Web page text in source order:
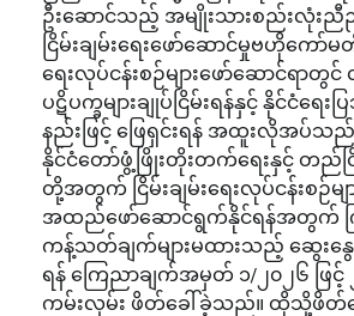
ဦးဆောင်သည့် အမျိုးသားစည်းလုံးညီ
ငြိမ်းချမ်းရေးဖော်ဆောင်မှုဗဟိုကော်
ရေးလုပ်ငန်းစဉ်များဖော်ဆောင်ရာ
ပဋိပက္ခများချုပ်ငြိမ်းရန်နှင့် နိုင်ငံရေ
နည်းဖြင့် ဖြေရှင်းရန် အထူးလိုအပ်သ
နိုင်ငံတော်ဖွံ့ဖြိုးတိုးတက်ရေးနှင့် တည်ငြိ
တို့အတွက် ငြိမ်းချမ်းရေးလုပ်ငန်းစဉ်မ
အထည်ဖော်ဆောင်ရွက်နိုင်ရန်အတွက်
ကန့်သတ်ချက်များမထားသည့် ဆွေးနွေ
ရန် ကြေညာချက်အမှတ် ၁/၂၀၂၆ ဖြင့်
ကမ်းလှမ်း ဖိတ်ခေါ်ခဲ့သည်။ ထိုသို့ဖိတ်ခ